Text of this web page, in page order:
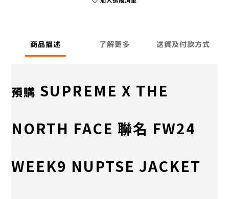
商品描述 了解更多 送貨及付款方式
預購 SUPREME X THE
NORTH FACE 聯名 FW24
WEEK9 NUPTSE JACKET